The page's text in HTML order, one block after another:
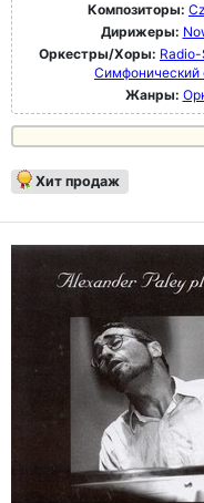
Композиторы:
Дирижеры:
Оркестры/Хоры:
Симфонический
Жанры:
Хит продаж